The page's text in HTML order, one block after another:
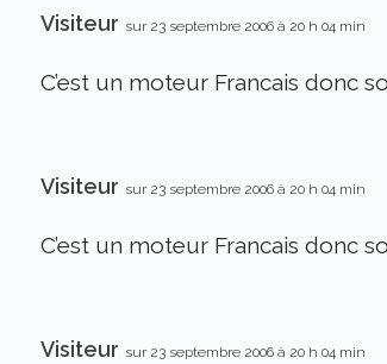
Visiteur sur 23 septembre 2006 à 20 h 04 min
C’est un moteur Francais donc
Visiteur sur 23 septembre 2006 à 20 h 04 min
C’est un moteur Francais donc
Visiteur sur 23 septembre 2006 à 20 h 04 min